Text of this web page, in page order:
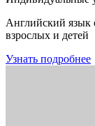
Английский язык
взрослых и детей
Узнать подробнее